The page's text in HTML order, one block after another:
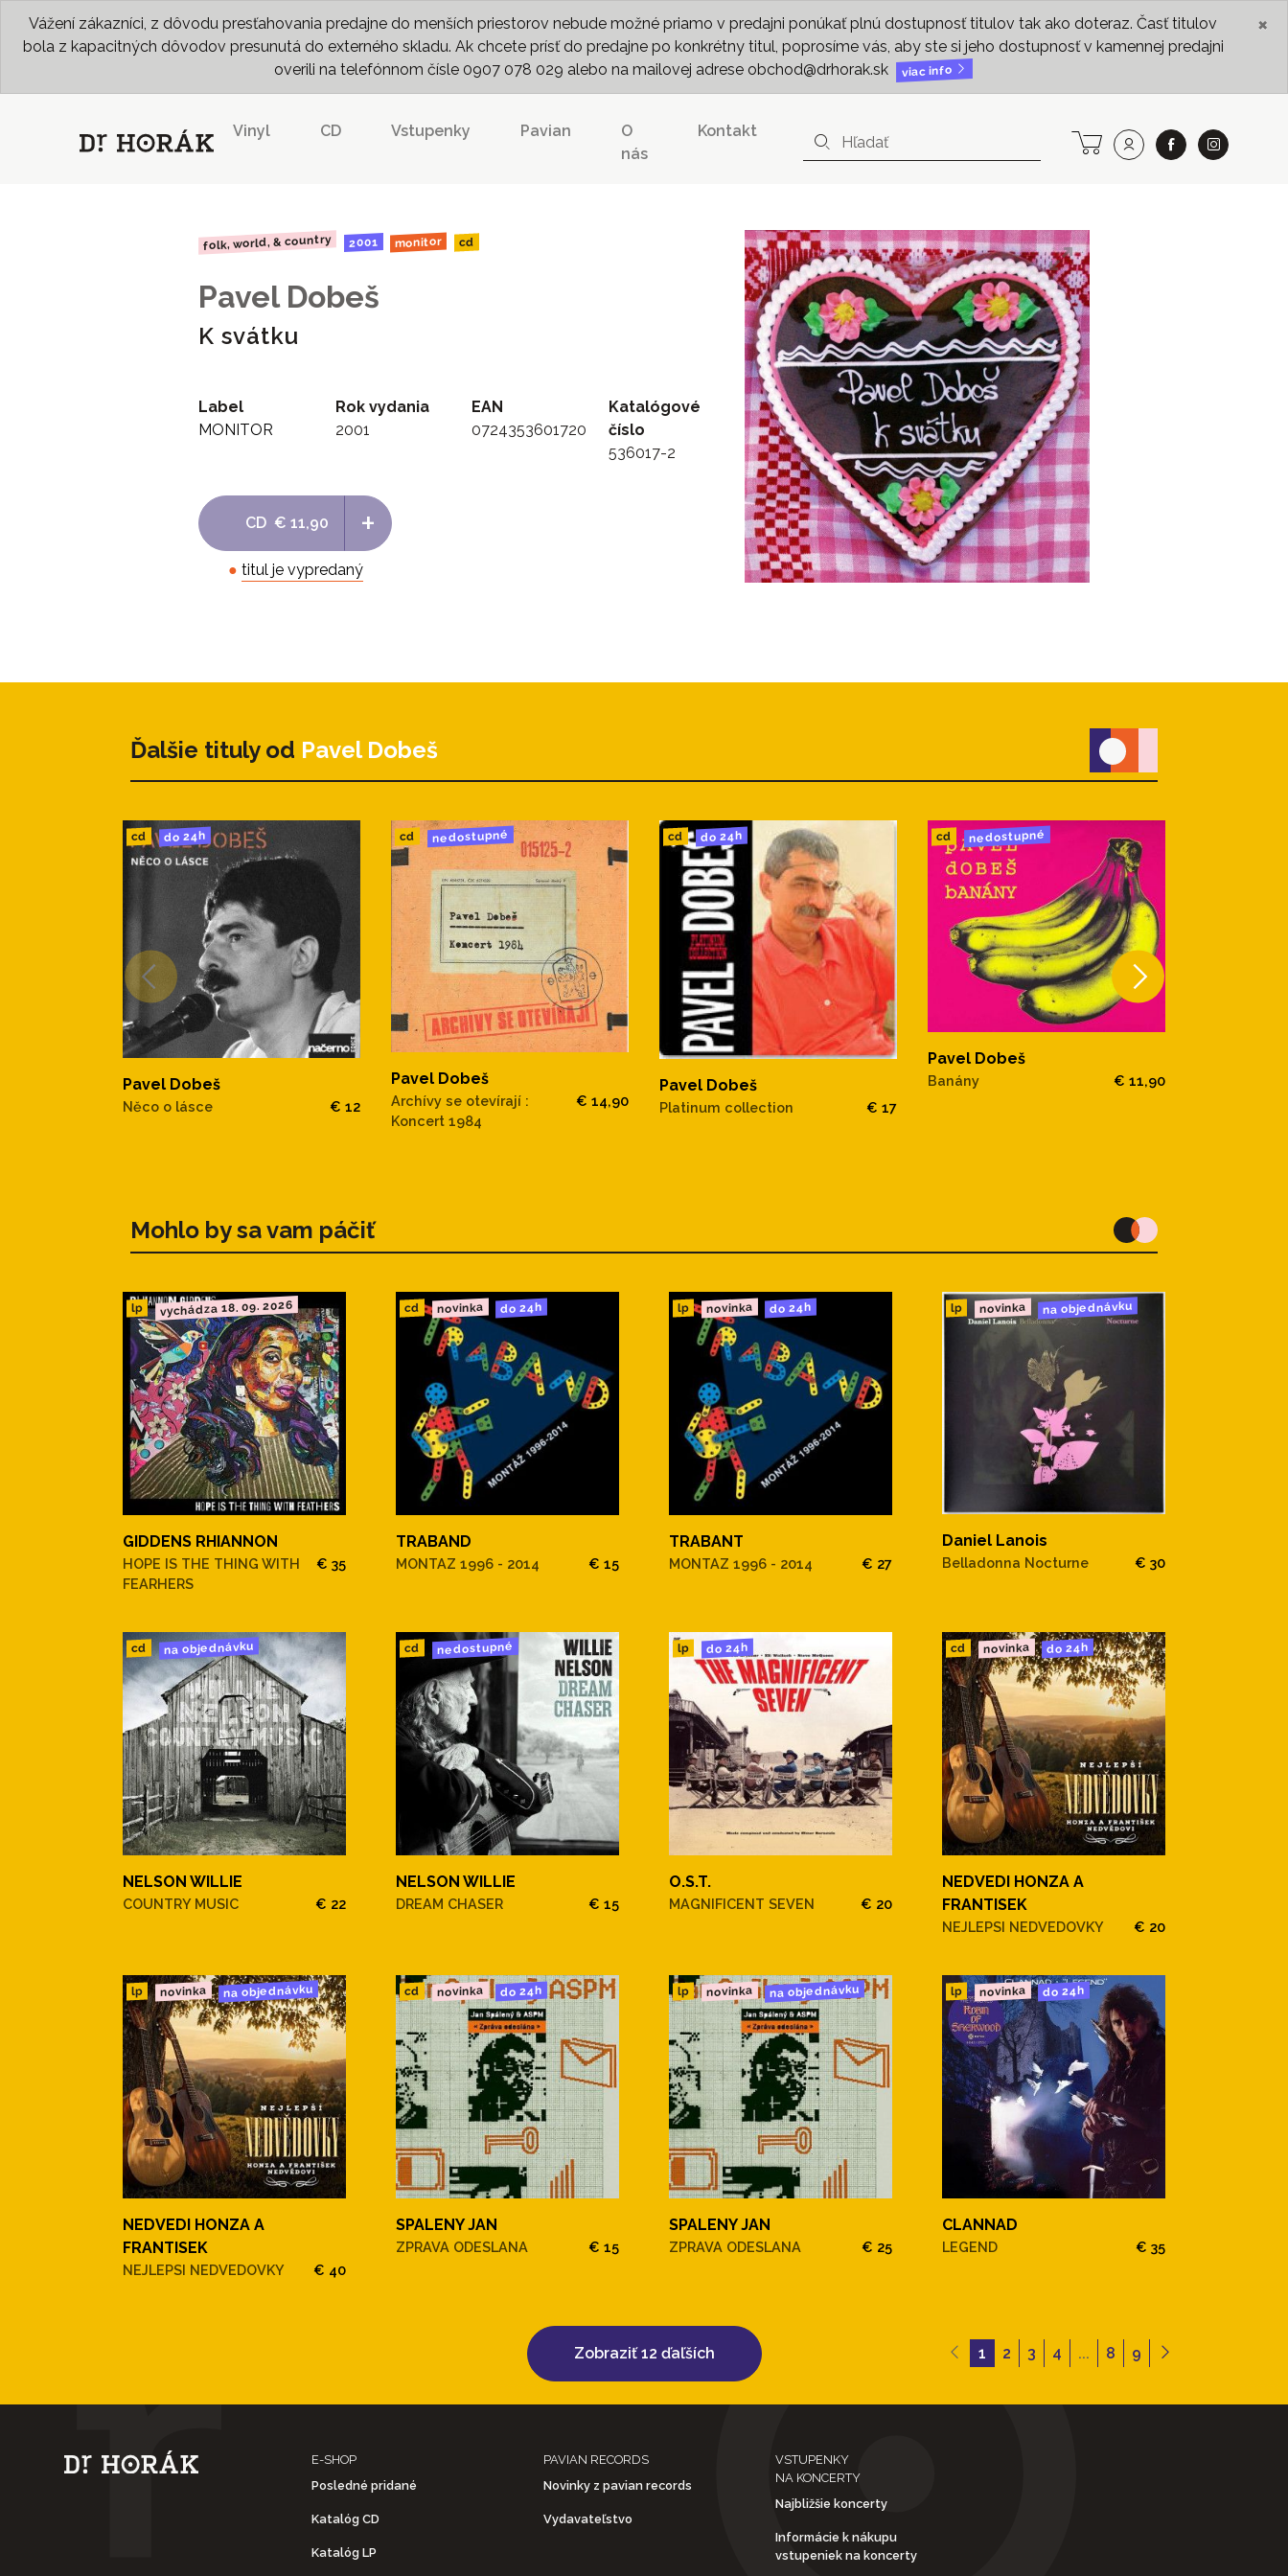
Vážení zákazníci, z dôvodu presťahovania predajne do menších priestorov nebude možné priamo v predajni ponúkať plnú dostupnosť titulov tak ako doteraz. Časť titulov
bola z kapacitných dôvodov presunutá do externého skladu. Ak chcete prísť do predajne po konkrétny titul, poprosíme vás, aby ste si jeho dostupnosť v kamennej predajni
overili na telefónnom čísle 0907 078 029 alebo na mailovej adrese obchod@drhorak.sk
viac info
×
Vinyl CD Vstupenky Pavian
O
nás
Kontakt
folk, world, & country 2001 monitor cd
Pavel Dobeš
K svátku
Label
MONITOR
Rok vydania
2001
EAN
0724353601720
Katalógové
číslo
536017-2
CD € 11,90 +
● titul je vypredaný
Ďalšie tituly od Pavel Dobeš
cd do 24h
Pavel Dobeš
Něco o lásce € 12
cd nedostupné
Pavel Dobeš
Archívy se otevírají :
Koncert 1984
€ 14,90
cd do 24h
Pavel Dobeš
Platinum collection € 17
cd nedostupné
Pavel Dobeš
Banány € 11,90
Mohlo by sa vam páčiť
lp vychádza 18. 09. 2026
GIDDENS RHIANNON
HOPE IS THE THING WITH
FEARHERS
€ 35
cd novinka do 24h
TRABAND
MONTAZ 1996 - 2014 € 15
lp novinka do 24h
TRABANT
MONTAZ 1996 - 2014 € 27
lp novinka na objednávku
Daniel Lanois
Belladonna Nocturne € 30
cd na objednávku
NELSON WILLIE
COUNTRY MUSIC € 22
cd nedostupné
NELSON WILLIE
DREAM CHASER € 15
lp do 24h
O.S.T.
MAGNIFICENT SEVEN € 20
cd novinka do 24h
NEDVEDI HONZA A
FRANTISEK
NEJLEPSI NEDVEDOVKY € 20
lp novinka na objednávku
NEDVEDI HONZA A
FRANTISEK
NEJLEPSI NEDVEDOVKY € 40
cd novinka do 24h
SPALENY JAN
ZPRAVA ODESLANA € 15
lp novinka na objednávku
SPALENY JAN
ZPRAVA ODESLANA € 25
lp novinka do 24h
CLANNAD
LEGEND € 35
Zobraziť 12 ďaľších 1 2 3 4 ... 8 9
E-SHOP
Posledné pridané
Katalóg CD
Katalóg LP
PAVIAN RECORDS
Novinky z pavian records
Vydavateľstvo
VSTUPENKY
NA KONCERTY
Najbližšie koncerty
Informácie k nákupu
vstupeniek na koncerty